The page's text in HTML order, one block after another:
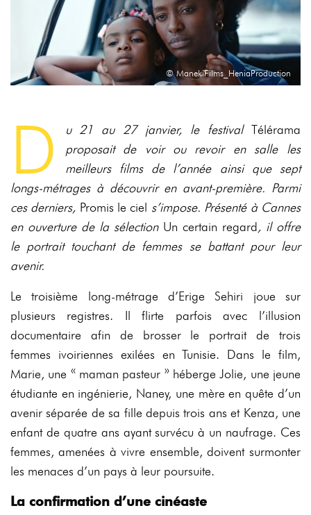
© ManekiFilms_HeniaProduction
D u 21 au 27 janvier, le festival Télérama
proposait de voir ou revoir en salle les
meilleurs films de l’année ainsi que sept
longs-métrages à découvrir en avant-première. Parmi
ces derniers, Promis le ciel s’impose. Présenté à Cannes
en ouverture de la sélection Un certain regard, il offre
le portrait touchant de femmes se battant pour leur
avenir.
Le troisième long-métrage d’Erige Sehiri joue sur
plusieurs registres. Il flirte parfois avec l’illusion
documentaire afin de brosser le portrait de trois
femmes ivoiriennes exilées en Tunisie. Dans le film,
Marie, une « maman pasteur » héberge Jolie, une jeune
étudiante en ingénierie, Naney, une mère en quête d’un
avenir séparée de sa fille depuis trois ans et Kenza, une
enfant de quatre ans ayant survécu à un naufrage. Ces
femmes, amenées à vivre ensemble, doivent surmonter
les menaces d’un pays à leur poursuite.
La confirmation d’une cinéaste